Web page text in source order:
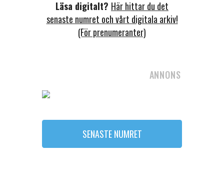
Läsa digitalt? Här hittar du det
senaste numret och vårt digitala arkiv!
(För prenumeranter)
ANNONS
SENASTE NUMRET